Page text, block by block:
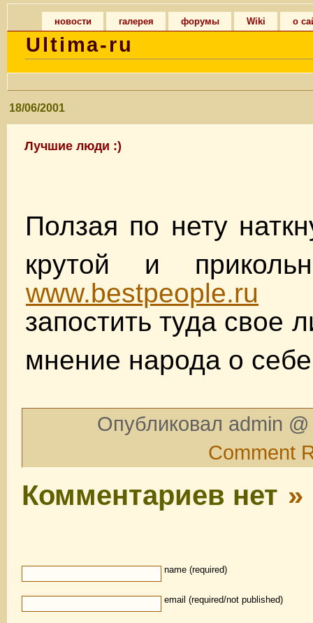
новости галерея форумы Wiki о
Ultima-ru
18/06/2001
Лучшие люди :)
Ползая по нету
крутой и
www.bestpeople.ru
запостить туда свое
мнение народа о
Опубликовал admin
Comment
Комментариев нет »
name (required)
email (required/not published)